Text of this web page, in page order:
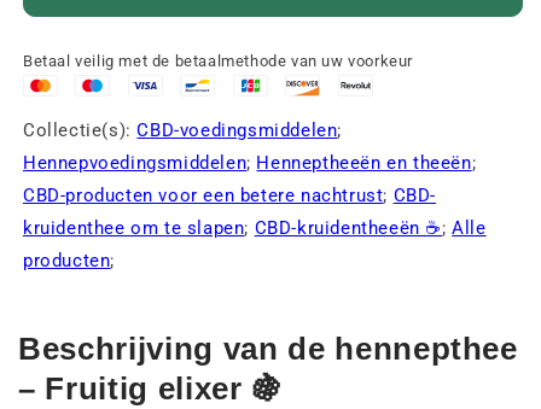
Betaal veilig met de betaalmethode van uw voorkeur
Collectie(s):CBD-voedingsmiddelen;
Hennepvoedingsmiddelen; Henneptheeën en theeën;
CBD-producten voor een betere nachtrust; CBD-
kruidenthee om te slapen; CBD-kruidentheeën ☕;Alle
producten;
Beschrijving van de hennepthee
– Fruitig elixer 🍇